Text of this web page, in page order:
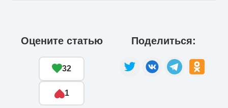
Оцените статью
32
1
Поделиться: